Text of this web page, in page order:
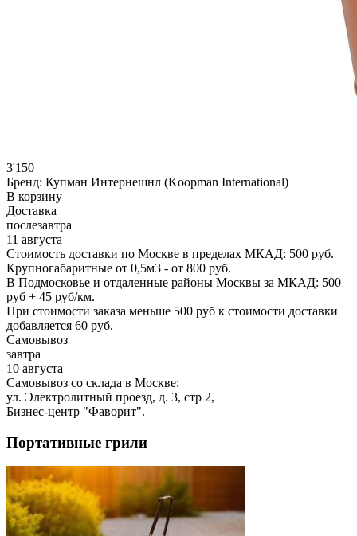
3'150
Бренд: Купман Интернешнл (Koopman International)
В корзину
Доставка
послезавтра
11 августа
Стоимость доставки по Москве в пределах МКАД: 500 руб.
Крупногабаритные от 0,5м3 - от 800 руб.
В Подмосковье и отдаленные районы Москвы за МКАД: 500
руб + 45 руб/км.
При стоимости заказа меньше 500 руб к стоимости доставки
добавляется 60 руб.
Самовывоз
завтра
10 августа
Самовывоз со склада в Москве:
ул. Электролитный проезд, д. 3, стр 2,
Бизнес-центр "Фаворит".
Портативные грили